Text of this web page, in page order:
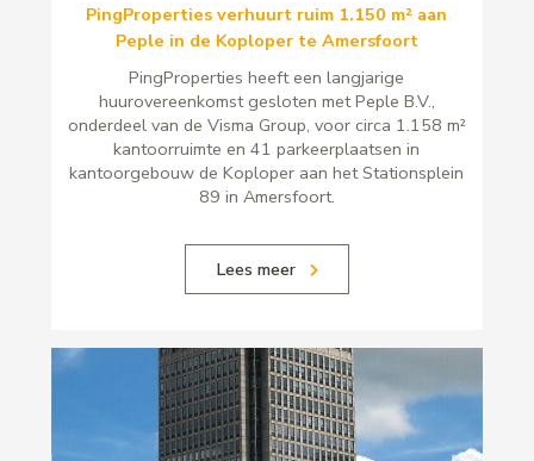
PingProperties verhuurt ruim 1.150 m² aan
Peple in de Koploper te Amersfoort
PingProperties heeft een langjarige
huurovereenkomst gesloten met Peple B.V.,
onderdeel van de Visma Group, voor circa 1.158 m²
kantoorruimte en 41 parkeerplaatsen in
kantoorgebouw de Koploper aan het Stationsplein
89 in Amersfoort.
Lees meer